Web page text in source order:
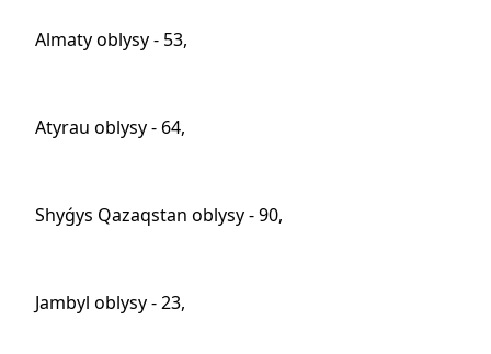
Almaty oblysy - 53,
Atyrau oblysy - 64,
Shyǵys Qazaqstan oblysy - 90,
Jambyl oblysy - 23,